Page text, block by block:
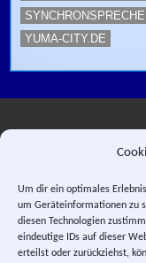
Um dir ein optimales
um Geräteinformationen zu
diesen Technologien
eindeutige IDs auf dieser
erteilst oder zurückziehst,
YUMA-CITY.DE